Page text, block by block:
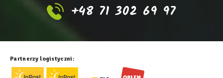
+48 71 302 69 97
Partnerzy logistyczni: